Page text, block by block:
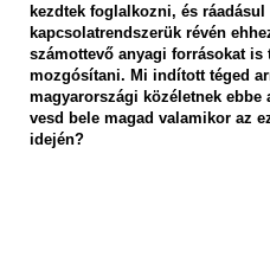
kezdtek foglalkozni, és ráadásul
kapcsolatrendszerük révén
számottevő anyagi forrásokat is
mozgósítani. Mi indított téged
magyarországi közéletnek ebbe
vesd bele magad valamikor az
idején?